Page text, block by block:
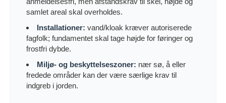
samlet areal skal overholdes.
Installationer: vand/kloak kræver autoriserede
fagfolk; fundamentet skal tage højde for føringer og
frostfri dybde.
Miljø- og beskyttelseszoner: nær sø, å eller
fredede områder kan der være særlige krav til
indgreb i jorden.